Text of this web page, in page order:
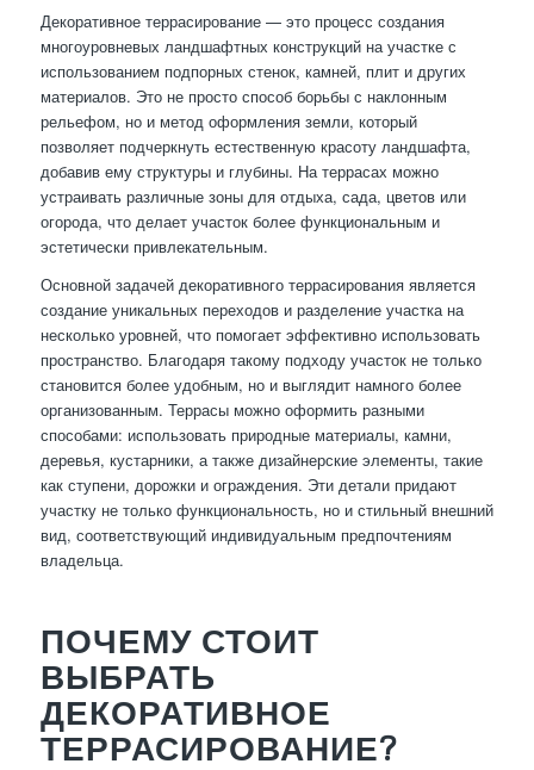
Декоративное террасирование — это процесс создания
многоуровневых ландшафтных конструкций на участке с
использованием подпорных стенок, камней, плит и других
материалов. Это не просто способ борьбы с наклонным
рельефом, но и метод оформления земли, который
позволяет подчеркнуть естественную красоту ландшафта,
добавив ему структуры и глубины. На террасах можно
устраивать различные зоны для отдыха, сада, цветов или
огорода, что делает участок более функциональным и
эстетически привлекательным.
Основной задачей декоративного террасирования является
создание уникальных переходов и разделение участка на
несколько уровней, что помогает эффективно использовать
пространство. Благодаря такому подходу участок не только
становится более удобным, но и выглядит намного более
организованным. Террасы можно оформить разными
способами: использовать природные материалы, камни,
деревья, кустарники, а также дизайнерские элементы, такие
как ступени, дорожки и ограждения. Эти детали придают
участку не только функциональность, но и стильный внешний
вид, соответствующий индивидуальным предпочтениям
владельца.
ПОЧЕМУ СТОИТ
ВЫБРАТЬ
ДЕКОРАТИВНОЕ
ТЕРРАСИРОВАНИЕ?